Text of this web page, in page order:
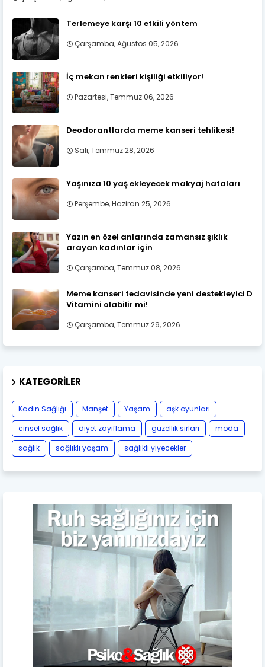
Terlemeye karşı 10 etkili yöntem
Çarşamba, Ağustos 05, 2026
İç mekan renkleri kişiliği etkiliyor!
Pazartesi, Temmuz 06, 2026
Deodorantlarda meme kanseri tehlikesi!
Salı, Temmuz 28, 2026
Yaşınıza 10 yaş ekleyecek makyaj hataları
Perşembe, Haziran 25, 2026
Yazın en özel anlarında zamansız şıklık
arayan kadınlar için
Çarşamba, Temmuz 08, 2026
Meme kanseri tedavisinde yeni destekleyici D
Vitamini olabilir mi!
Çarşamba, Temmuz 29, 2026
KATEGORILER
Kadın Sağlığı Manşet Yaşam
aşk oyunları
cinsel sağlık
diyet zayıflama güzellik sırları
moda
sağlık
sağlıklı yaşam sağlıklı yiyecekler